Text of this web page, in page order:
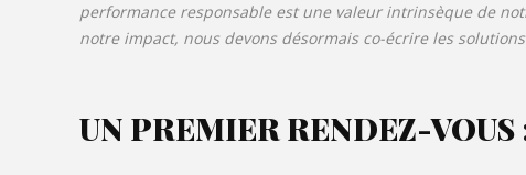
performance responsable est une valeur intrinsèque de
notre impact, nous devons désormais co-écrire les
UN PREMIER RENDEZ-VOUS